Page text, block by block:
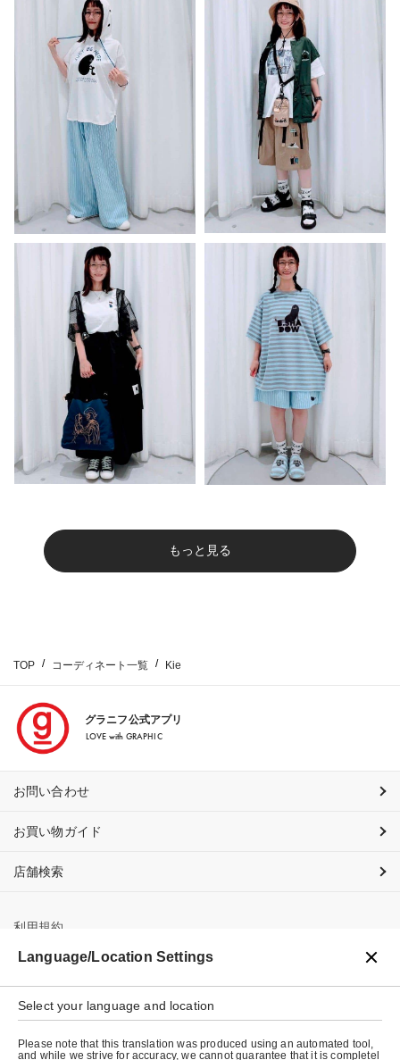
もっと見る
TOP コーディネート一覧 Kie
グラニフ公式アプリ
LOVE with GRAPHIC
お問い合わせ
お買い物ガイド
店舗検索
利用規約
プライバシーポリシー
特定商取引法に基づく表示
会社概要
Language/Location Settings
Select your language and location
Please note that this translation was produced using an automated tool,
and while we strive for accuracy, we cannot guarantee that it is completel